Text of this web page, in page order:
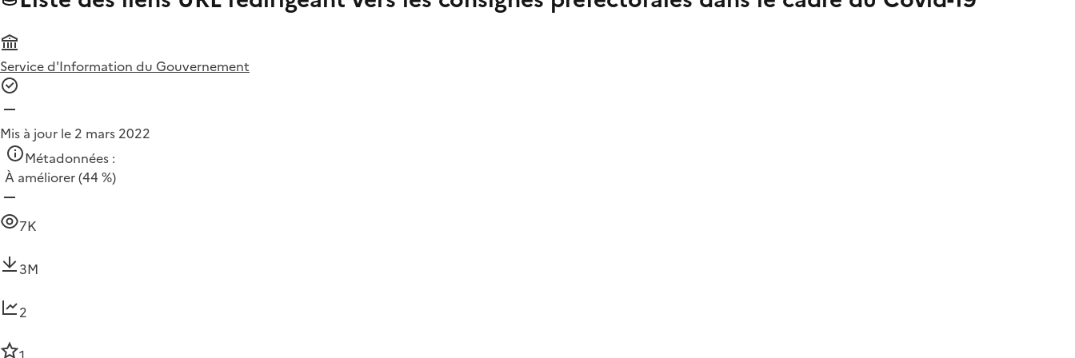
Service d'Information du Gouvernement
Mis à jour le 2 mars 2022
Métadonnées :
À améliorer(44 %)
7K
3M
2